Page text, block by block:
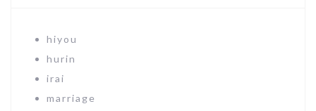
hiyou
hurin
irai
marriage